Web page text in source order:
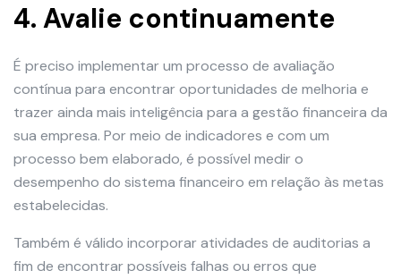
4. Avalie continuamente
É preciso implementar um processo de avaliação
contínua para encontrar oportunidades de melhoria e
trazer ainda mais inteligência para a gestão financeira da
sua empresa. Por meio de indicadores e com um
processo bem elaborado, é possível medir o
desempenho do sistema financeiro em relação às metas
estabelecidas.
Também é válido incorporar atividades de auditorias a
fim de encontrar possíveis falhas ou erros que